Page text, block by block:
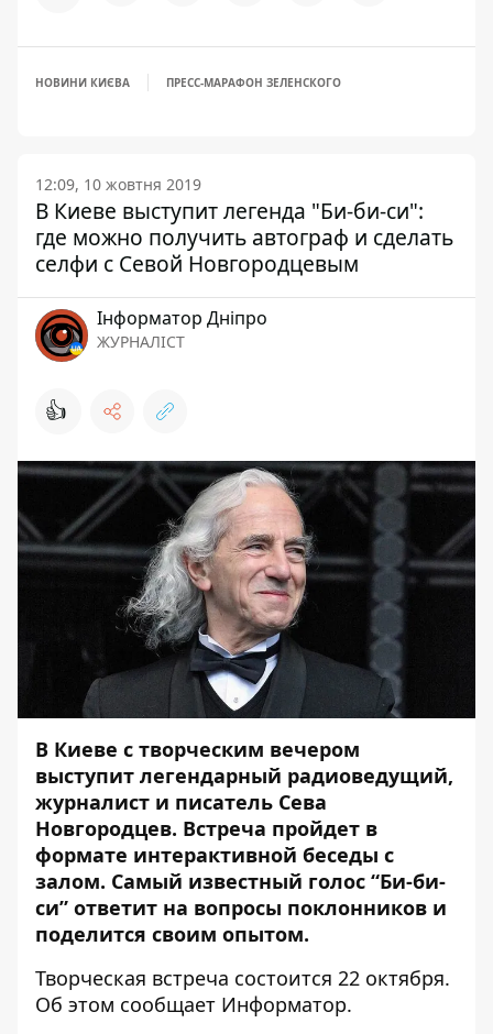
НОВИНИ КИЄВА ПРЕСС-МАРАФОН ЗЕЛЕНСКОГО
12:09, 10 жовтня 2019
В Киеве выступит легенда "Би-би-си":
где можно получить автограф и сделать
селфи с Севой Новгородцевым
Інформатор Дніпро
ЖУРНАЛІСТ
👍
В Киеве с творческим вечером
выступит легендарный радиоведущий,
журналист и писатель Сева
Новгородцев. Встреча пройдет в
формате интерактивной беседы с
залом. Самый известный голос “Би-би-
си” ответит на вопросы поклонников и
поделится своим опытом.
Творческая встреча состоится 22 октября.
Об этом сообщает Информатор.